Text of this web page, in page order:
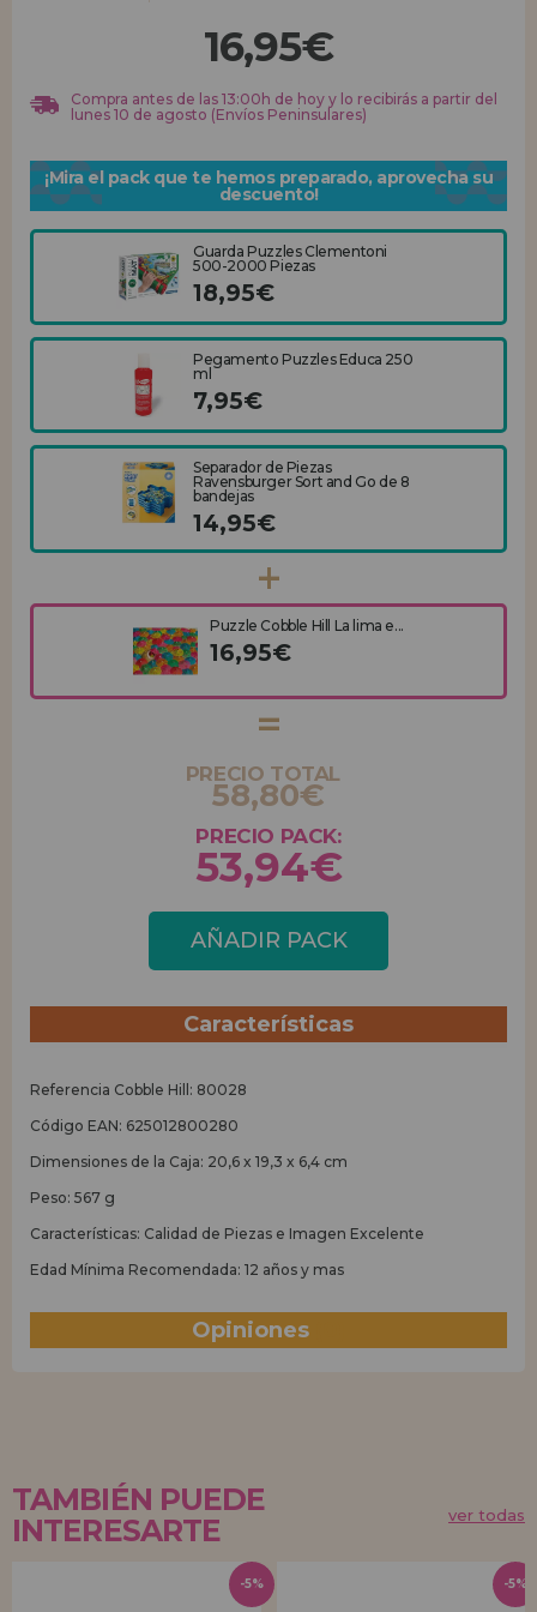
REGISTRO DISTRIBUIDOR
16,95€
Compra antes de las 13:00h de hoy y lo recibirás a partir del
lunes 10 de agosto (Envíos Peninsulares)
¡Mira el pack que te hemos preparado, aprovecha su
descuento!
Guarda Puzzles Clementoni
500-2000 Piezas
18,95€
Pegamento Puzzles Educa 250
ml
7,95€
Separador de Piezas
Ravensburger Sort and Go de 8
bandejas
14,95€
Puzzle Cobble Hill La lima e...
16,95€
PRECIO TOTAL
58,80€
PRECIO PACK:
53,94€
AÑADIR PACK
Características
Referencia Cobble Hill: 80028
Código EAN: 625012800280
Dimensiones de la Caja: 20,6 x 19,3 x 6,4 cm
Peso: 567 g
Características: Calidad de Piezas e Imagen Excelente
Edad Mínima Recomendada: 12 años y mas
Opiniones
TAMBIÉN PUEDE
INTERESARTE
ver todas
-5% -5%